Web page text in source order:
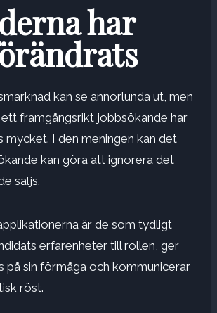
har
kan se annorlunda ut, men
framgångsrikt jobbsökande har
mycket. I den meningen kan det
kan göra att ignorera det
säljs.
är de som tydligt
erfarenheter till rollen, ger
på sin förmåga och kommunicerar
röst.